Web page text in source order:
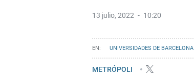
13 julio, 2022 10:20
UNIVERSIDADES DE BARCELONA
METRÓPOLI